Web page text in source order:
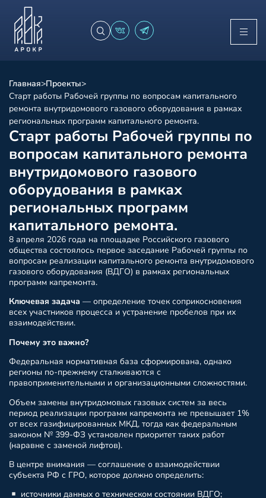
Главная>Проекты>
Старт работы Рабочей группы по вопросам капитального
ремонта внутридомового газового оборудования в рамках
региональных программ капитального ремонта.
Старт работы Рабочей группы по
вопросам капитального ремонта
внутридомового газового
оборудования в рамках
региональных программ
капитального ремонта.
8 апреля 2026 года на площадке Российского газового
общества состоялось первое заседание Рабочей группы по
вопросам реализации капитального ремонта внутридомового
газового оборудования (ВДГО) в рамках региональных
программ капремонта.
Ключевая задача — определение точек соприкосновения
всех участников процесса и устранение пробелов при их
взаимодействии.
Почему это важно?
Федеральная нормативная база сформирована, однако
регионы по-прежнему сталкиваются с
правоприменительными и организационными сложностями.
Объем замены внутридомовых газовых систем за весь
период реализации программ капремонта не превышает 1%
от всех газифицированных МКД, тогда как федеральным
законом № 399-ФЗ установлен приоритет таких работ
(наравне с заменой лифтов).
В центре внимания — соглашение о взаимодействии
субъекта РФ с ГРО, которое должно определить:
источники данных о техническом состоянии ВДГО;